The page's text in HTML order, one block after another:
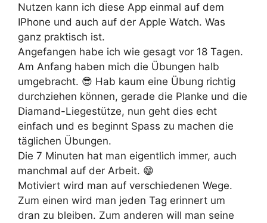
Nutzen kann ich diese App einmal auf dem
IPhone und auch auf der Apple Watch. Was
ganz praktisch ist.
Angefangen habe ich wie gesagt vor 18 Tagen.
Am Anfang haben mich die Übungen halb
umgebracht. 😎 Hab kaum eine Übung richtig
durchziehen können, gerade die Planke und die
Diamand-Liegestütze, nun geht dies echt
einfach und es beginnt Spass zu machen die
täglichen Übungen.
Die 7 Minuten hat man eigentlich immer, auch
manchmal auf der Arbeit. 😁
Motiviert wird man auf verschiedenen Wege.
Zum einen wird man jeden Tag erinnert um
dran zu bleiben. Zum anderen will man seine